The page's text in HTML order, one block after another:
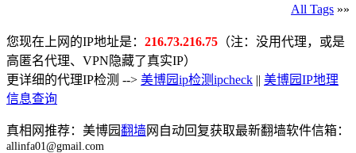
All Tags »»
您现在上网的IP地址是： 216.73.216.75 （注：没用代理，或是
高匿名代理、VPN隐藏了真实IP）
更详细的代理IP检测 --> 美博园ip检测ipcheck || 美博园IP地理
信息查询
真相网推荐：美博园翻墙网自动回复获取最新翻墙软件信箱：
allinfa01@gmail.com